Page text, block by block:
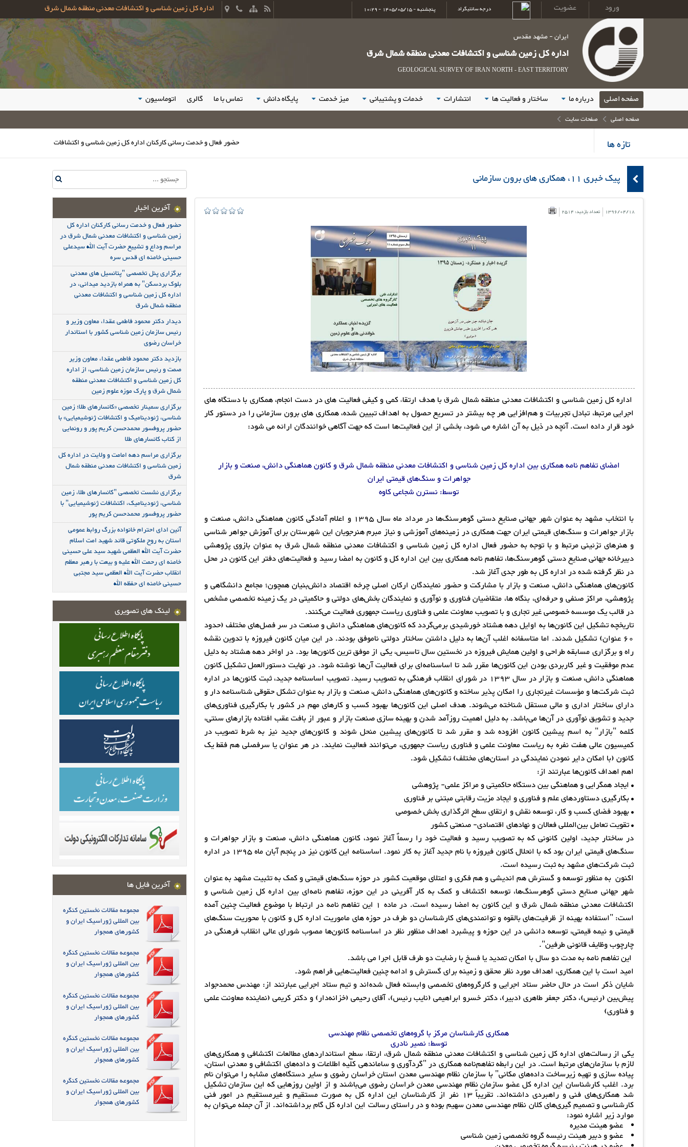
ورود عضویت درجه سانتیگراد پنجشنبه - 1405/05/15 - 10:29 اداره کل زمین شناسی و اکتشافات معدنی منطقه شمال شرق
ایران - مشهد مقدس
اداره کل زمین شناسی و اکتشافات معدنی منطقه شمال شرق
GEOLOGICAL SURVEY OF IRAN NORTH - EAST TERRITORY
صفحه اصلی درباره ما ساختار و فعالیت ها انتشارات خدمات و پشتیبانی میز خدمت پایگاه دانش تماس با ما گالری اتوماسیون
صفحه اصلی صفحات سایت
تازه ها حضور فعال و خدمت رسانی کارکنان اداره کل زمین شناسی و اکتشافات معدنی شمال شرق در
پیک خبری 11، همکاری های برون سازمانی
1396/04/18 تعداد بازدید: 2514
اداره کل زمین شناسی و اکتشافات معدنی منطقه شمال شرق با هدف ارتقاء کمی و کیفی فعالیت های در دست انجام، همکاری با دستگاه های
اجرایی مرتبط، تبادل تجربیات و هم‌افزایی هر چه بیشتر در تسریع حصول به اهداف تبیین شده، همکاری های برون سازمانی را در دستور کار
خود قرار داده است. آنچه در ذیل به آن اشاره می شود، بخشی از این فعالیت‌ها است که جهت آگاهی خوانندگان ارائه می شود:
امضای تفاهم نامه همکاری بین اداره کل زمین شناسی و اکتشافات معدنی منطقه شمال شرق و کانون هماهنگی دانش، صنعت و بازار
جواهرات و سنگ‌های قیمتی ایران
توسط: نسترن شجاعی کاوه
با انتخاب مشهد به عنوان شهر جهانی صنایع دستی گوهرسنگ‌ها در مرداد ماه سال 1395 و اعلام آمادگی کانون هماهنگی دانش، صنعت و
بازار جواهرات و سنگ‌های قیمتی ایران جهت همکاری در زمینه‌های آموزشی و نیاز مبرم هنرجویان این شهرستان برای آموزش جواهر شناسی
و هنرهای تزئینی مرتبط و با توجه به حضور فعال اداره کل زمین شناسی و اکتشافات معدنی منطقه شمال شرق به عنوان بازوی پژوهشی
دبیرخانه جهانی صنایع دستی گوهرسنگ‌ها، تفاهم نامه همکاری بین این اداره کل و کانون به امضا رسید و فعالیت‌های دفتر این کانون در محل
در نظر گرفته شده در اداره کل به طور جدی آغاز شد.
کانون‌های هماهنگی دانش، صنعت و بازار با مشارکت و حضور نمایندگان ارکان اصلی چرخه اقتصاد دانش‌بنیان همچون؛ مجامع دانشگاهی و
پژوهشی، مراکز صنفی و حرفه‌ای، بنگاه ها، متقاضیان فناوری و نوآوری و نمایندگان بخش‌های دولتی و حاکمیتی در یک زمینه تخصصی مشخص
در قالب یک موسسه خصوصی غیر تجاری و با تصویب معاونت علمی و فناوری ریاست جمهوری فعالیت می‏‌کنند.
تاریخچه تشکیل این کانون‌ها به اوایل دهه هشتاد خورشیدی برمی‌گردد که کانون‌های هماهنگی دانش و صنعت در سر فصل‌های مختلف (حدود
60 عنوان) تشکیل شدند. اما متاسفانه اغلب آن‌ها به دلیل داشتن ساختار دولتی ناموفق بودند. در این میان کانون فیروزه با تدوین نقشه
راه و برگزاری مسابقه طراحی و اولین همایش فیروزه در نخستین سال تاسیس، یکی از موفق ترین کانون‌ها بود. در اواخر دهه هشتاد به دلیل
عدم موفقیت و غیر کاربردی بودن این کانون‌ها مقرر شد تا اساسنامه‌ای برای فعالیت آن‌ها نوشته شود. در نهایت دستورالعمل تشکیل کانون
هماهنگی دانش، صنعت و بازار در سال 1393 در شورای انقلاب فرهنگی به تصویب رسید. تصویب اساسنامه جدید، ثبت کانون‌ها در اداره
ثبت شرکت‌ها و مؤسسات غیرتجاری را امکان پذیر ساخته و کانون‌های هماهنگی دانش، صنعت و بازار به عنوان تشکل حقوقی شناسنامه دار و
دارای ساختار اداری و مالی مستقل شناخته می‌شوند. هدف اصلی این کانون‌ها بهبود کسب و کارهای مهم در کشور با بکارگیری فناوری‌های
جدید و تشویق نوآوری در آن‌ها می‌باشد. به دلیل اهمیت روزآمد شدن و بهینه سازی صنعت بازار و عبور از بافت عقب افتاده بازارهای سنتی،
کلمه "بازار" به اسم پیشین کانون افزوده شد و مقرر شد تا کانون‌های پیشین منحل شوند و کانون‌های جدید نیز به شرط تصویب در
کمیسیون عالی هفت نفره به ریاست معاونت علمی و فناوری ریاست جمهوری، می‌توانند فعالیت نمایند. در هر عنوان یا سرفصلی هم فقط یک
کانون (با امکان دایر نمودن نمایندگی در استان‌های مختلف) تشکیل شود.
اهم اهداف کانون‌ها عبارتند از:
• ایجاد همگرایی و هماهنگی بین دستگاه حاکمیتی و مراکز علمی- پژوهشی
• بکارگیری دستاوردهای علم و فناوری و ایجاد مزیت رقابتی مبتنی بر فناوری
• بهبود فضای کسب و کار، توسعه نقش و ارتقای سطح اثرگذاری بخش خصوصی
• تقویت تعامل بین‌المللی فعالان و نهادهای اقتصادی- صنعتی کشور
در ساختار جدید، اولین کانونی که به تصویب رسید و فعالیت خود را رسماٌ آغاز نمود، کانون هماهنگی دانش، صنعت و بازار جواهرات و
سنگ‌های قیمتی ایران بود که با انحلال کانون فیروزه با نام جدید آغاز به کار نمود. اساسنامه این کانون نیز در پنجم آبان ماه 1395 در اداره
ثبت شرکت‌های مشهد به ثبت رسیده است.
اکنون به منظور توسعه و گسترش هم اندیشی و هم فکری و اعتلای موقعیت کشور در حوزه سنگ‌های قیمتی و کمک به تثبیت مشهد به عنوان
شهر جهانی صنایع دستی گوهرسنگ‌ها، توسعه اکتشاف و کمک به کار آفرینی در این حوزه، تفاهم نامه‌ای بین اداره کل زمین شناسی و
اکتشافات معدنی منطقه شمال شرق و این کانون به امضا رسیده است. در ماده 1 این تفاهم نامه در ارتباط با موضوع فعالیت چنین آمده
است: "استفاده بهینه از ظرفیت‌های بالقوه و توانمندی‌های کارشناسان دو طرف در حوزه های ماموریت اداره کل و کانون با محوریت سنگ‌های
قیمتی و نیمه قیمتی، توسعه دانشی در این حوزه و پیشبرد اهداف منظور نظر در اساسنامه کانون‌ها مصوب شورای عالی انقلاب فرهنگی در
چارچوب وظایف قانونی طرفین".
این تفاهم نامه به مدت دو سال با امکان تمدید یا فسخ با رضایت دو طرف قابل اجرا می باشد.
امید است با این همکاری، اهداف مورد نظر محقق و زمینه برای گسترش و ادامه چنین فعالیت‌هایی فراهم شود.
شایان ذکر است در حال حاضر ستاد اجرایی و کارگروه‌های تخصصی وابسته فعال شده‌اند و تیم ستاد اجرایی عبارتند از: مهندس محمدجواد
پیش‌بین (رئیس)، دکتر جعفر طاهری (دبیر)، دکتر خسرو ابراهیمی (نایب رئیس)، آقای رحیمی (خزانه‌دار) و دکتر کریمی (نماینده معاونت علمی
و فناوری)
همکاری کارشناسان مرکز با گروه‌های تخصصی نظام مهندسی
توسط: نصیر نادری‌
یکی از رسالت‌های اداره کل زمین شناسی و اکتشافات معدنی منطقه شمال شرق، ارتقاء سطح استانداردهای مطالعات اکتشافی و همکاری‌های
لازم با سازمان‌های مرتبط است. در این رابطه تفاهم‌نامه همکاری در "گردآوری و ساماندهی کلیه اطلاعات و داده‌های اکتشافی و معدنی استان،
پیاده سازی و تهیه زیرساخت داده‌های مکانی" با سازمان نظام مهندسی معدن استان خراسان رضوی و سایر دستگاه‌های مشابه را می‌توان نام
برد. اغلب کارشناسان این اداره کل عضو سازمان نظام مهندسی معدن خراسان رضوی می‌باشند و از اولین روزهایی که این سازمان تشکیل
شد همکاری‌های فنی و راهبردی داشته‌اند. تقریباً 13 نفر از کارشناسان این اداره کل به صورت مستقیم و غیرمستقیم در امور فنی
کارشناسی و تصمیم گیری‌های کلان نظام مهندسی معدن سهیم بوده و در راستای رسالت این اداره کل گام برداشته‌اند. از آن جمله می‌توان به
موارد زیر اشاره نمود:
عضو هیئت مدیره
عضو و دبیر هیئت رئیسه گروه تخصصی زمین شناسی
آخرین اخبار
حضور فعال و خدمت رسانی کارکنان اداره کل
زمین شناسی و اکتشافات معدنی شمال شرق در
مراسم وداع و تشییع حضرت آیت الله سیدعلی
حسینی خامنه ای قدس سره
برگزاری پنل تخصصی "پتانسیل های معدنی
بلوک بردسکن" به همراه بازدید میدانی، در
اداره کل زمین شناسی و اکتشافات معدنی
منطقه شمال شرق
دیدار دکتر محمود فاطمی عقدا، معاون وزیر و
رئیس سازمان زمین شناسی کشور با استاندار
خراسان رضوی
بازدید دکتر محمود فاطمی عقدا، معاون وزیر
صمت و رئیس سازمان زمین شناسی، از اداره
کل زمین شناسی و اکتشافات معدنی منطقه
شمال شرق و پارک موزه علوم زمین
برگزاری سمینار تخصصی «کانسارهای طلا؛ زمین
شناسی، ژئودینامیک و اکتشافات ژئوشیمیایی» با
حضور پروفسور محمدحسن کریم پور و رونمایی
از کتاب کانسارهای طلا
برگزاری مراسم دهه امامت و ولایت در اداره کل
زمین شناسی و اکتشافات معدنی منطقه شمال
شرق
برگزاری نشست تخصصی "کانسارهای طلا، زمین
شناسی، ژئودینامیک، اکتشافات ژئوشیمیایی" با
حضور پروفسور محمدحسن کریم پور
آئین ادای احترام خانواده بزرگ روابط عمومی
استان به روح ملکوتی قائد شهید امت اسلام
حضرت آیت الله العظمی شهید سید علی حسینی
خامنه ای رحمت الله علیه و بیعت با رهبر معظم
انقلاب حضرت آیت الله العظمی سید مجتبی
حسینی خامنه ای حفظه الله
لینک های تصویری
آخرین فایل ها
مجموعه مقالات نخستین کنگره
بین المللی ژوراسیک ایران و
کشورهای همجوار
مجموعه مقالات نخستین کنگره
بین المللی ژوراسیک ایران و
کشورهای همجوار
مجموعه مقالات نخستین کنگره
بین المللی ژوراسیک ایران و
کشورهای همجوار
مجموعه مقالات نخستین کنگره
بین المللی ژوراسیک ایران و
کشورهای همجوار
مجموعه مقالات نخستین کنگره
بین المللی ژوراسیک ایران و
کشورهای همجوار